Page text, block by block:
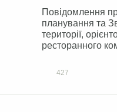
Повідомлення
планування та
території,
ресторанного
427